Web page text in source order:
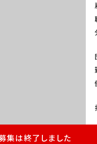
集は終了しました